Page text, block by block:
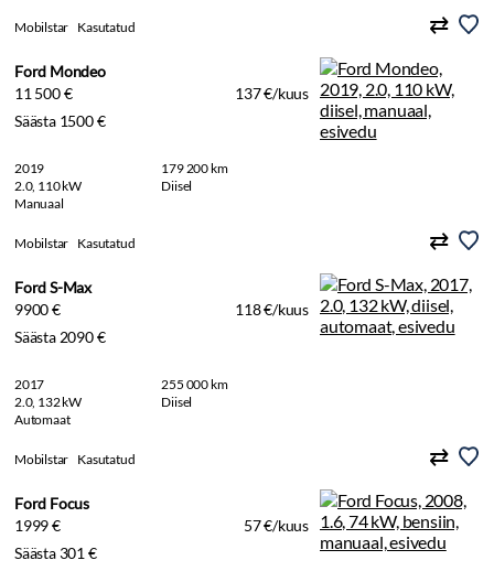
Mobilstar Kasutatud
Ford Mondeo
11 500 €
137 €/kuus
Säästa 1500 €
2019
179 200 km
2.0, 110 kW
Diisel
Manuaal
Mobilstar Kasutatud
Ford S-Max
9900 €
118 €/kuus
Säästa 2090 €
2017
255 000 km
2.0, 132 kW
Diisel
Automaat
Mobilstar Kasutatud
Ford Focus
1999 €
57 €/kuus
Säästa 301 €